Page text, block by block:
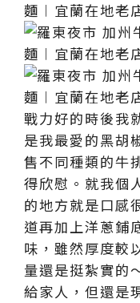
戰力好的時後我
是我最愛的黑胡
售不同種類的牛
得欣慰。就我個
的地方就是口感
道再加上洋蔥鋪
味，雖然厚度較
量還是挺紮實的
給家人，但還是